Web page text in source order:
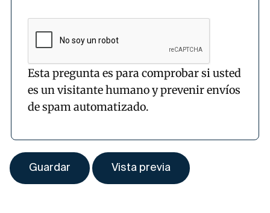
Esta pregunta es para comprobar si usted
es un visitante humano y prevenir envíos
de spam automatizado.